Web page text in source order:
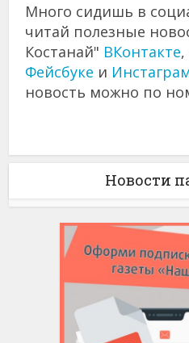
Много сидишь в
читай полезные
Костанай" ВКонтакте,
Фейсбуке и
новость можно по
Новости